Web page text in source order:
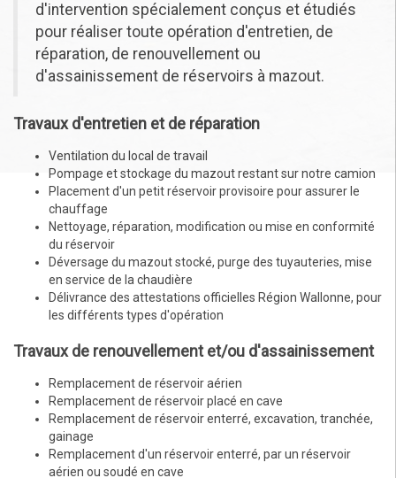
d'intervention spécialement conçus et étudiés
pour réaliser toute opération d'entretien, de
réparation, de renouvellement ou
d'assainissement de réservoirs à mazout.
Travaux d'entretien et de réparation
Ventilation du local de travail
Pompage et stockage du mazout restant sur notre camion
Placement d'un petit réservoir provisoire pour assurer le
chauffage
Nettoyage, réparation, modification ou mise en conformité
du réservoir
Déversage du mazout stocké, purge des tuyauteries, mise
en service de la chaudière
Délivrance des attestations officielles Région Wallonne, pour
les différents types d'opération
Travaux de renouvellement et/ou d'assainissement
Remplacement de réservoir aérien
Remplacement de réservoir placé en cave
Remplacement de réservoir enterré, excavation, tranchée,
gainage
Remplacement d'un réservoir enterré, par un réservoir
aérien ou soudé en cave